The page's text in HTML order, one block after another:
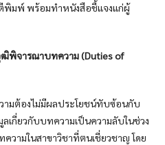
ตีพิมพ์ พร้อมทำหนังสือชี้แจงแก่ผู้
พิจารณาบทความ (Duties of
มต้องไม่มีผลประโยชน์ทับซ้อนกับ
เกี่ยวกับบทความเป็นความลับในช่วง
ความในสาขาวิชาที่ตนเชี่ยวชาญ โดย